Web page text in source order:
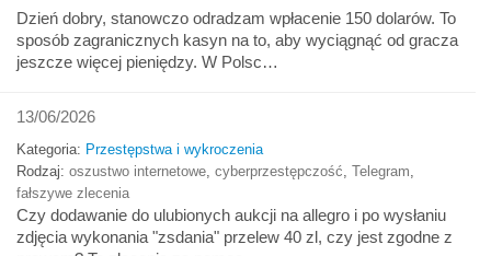
Dzień dobry, stanowczo odradzam wpłacenie 150 dolarów. To
sposób zagranicznych kasyn na to, aby wyciągnąć od gracza
jeszcze więcej pieniędzy. W Polsc…
13/06/2026
Kategoria: Przestępstwa i wykroczenia
Rodzaj: oszustwo internetowe cyberprzestępczość Telegram
fałszywe zlecenia
Czy dodawanie do ulubionych aukcji na allegro i po wysłaniu
zdjęcia wykonania "zsdania" przelew 40 zl, czy jest zgodne z